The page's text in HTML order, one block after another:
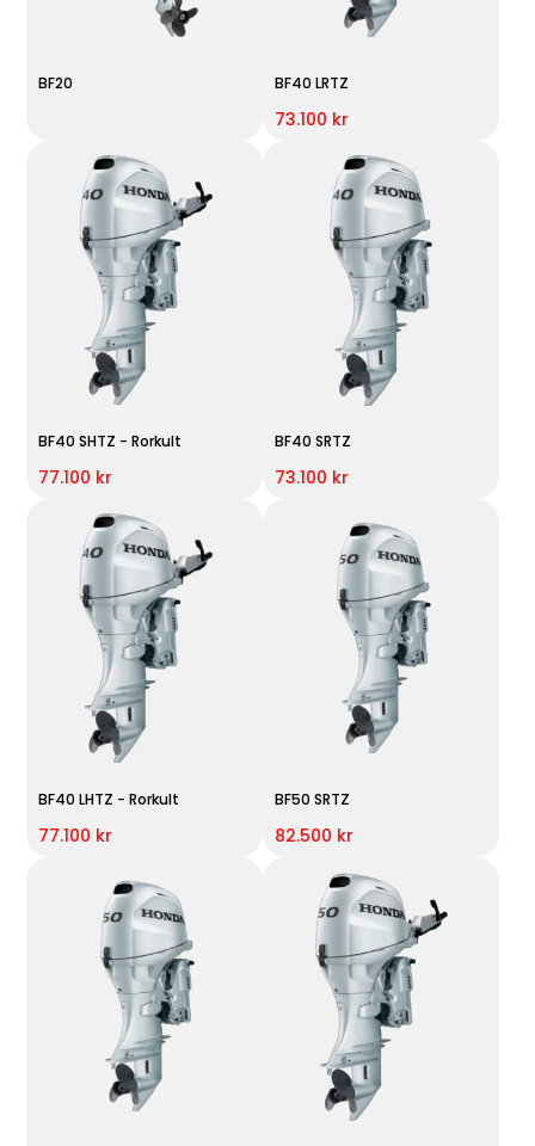
BF20 BF40 LRTZ
73.100 kr
BF40 SHTZ - Rorkult
77.100 kr
BF40 SRTZ
73.100 kr
BF40 LHTZ - Rorkult
77.100 kr
BF50 SRTZ
82.500 kr